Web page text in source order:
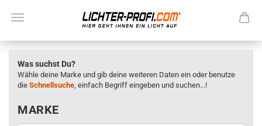
Was suchst Du?
Wähle deine Marke und gib deine weiteren Daten ein oder benutze
die Schnellsuche, einfach Begriff eingeben und suchen...!
MARKE
MARKE